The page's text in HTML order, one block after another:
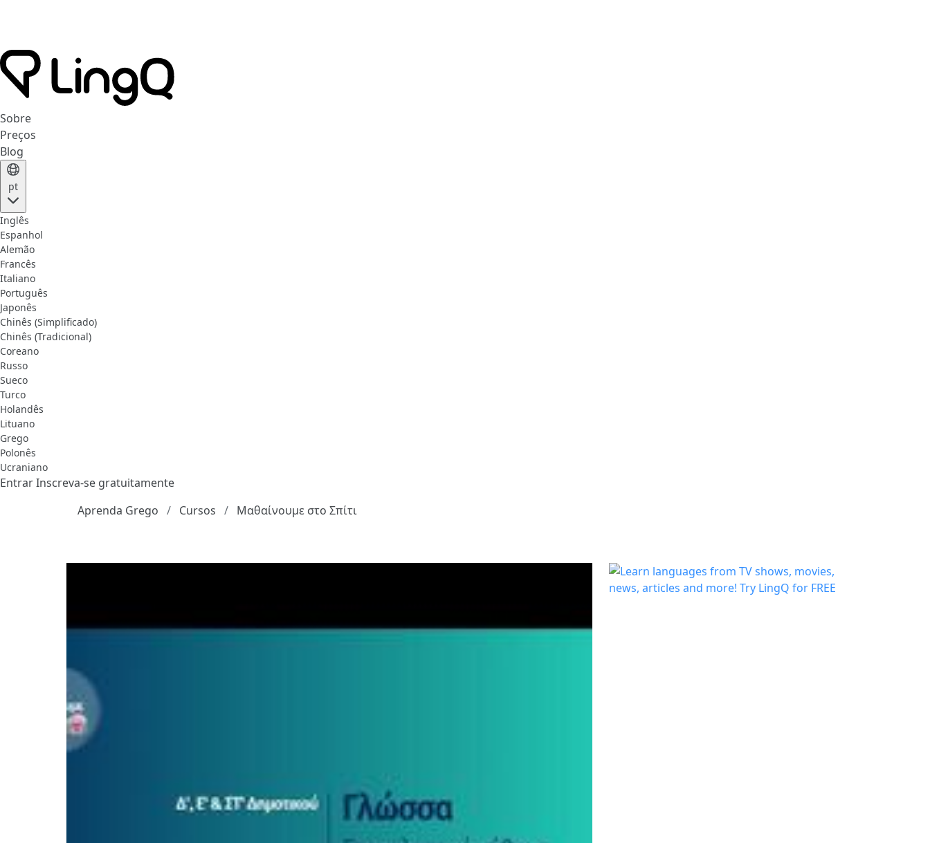
Sobre
Preços
Blog
pt
Inglês
Espanhol
Alemão
Francês
Italiano
Português
Japonês
Chinês (Simplificado)
Chinês (Tradicional)
Coreano
Russo
Sueco
Turco
Holandês
Lituano
Grego
Polonês
Ucraniano
EntrarInscreva-se gratuitamente
Aprenda Grego
Cursos Μαθαίνουμε στο Σπίτι